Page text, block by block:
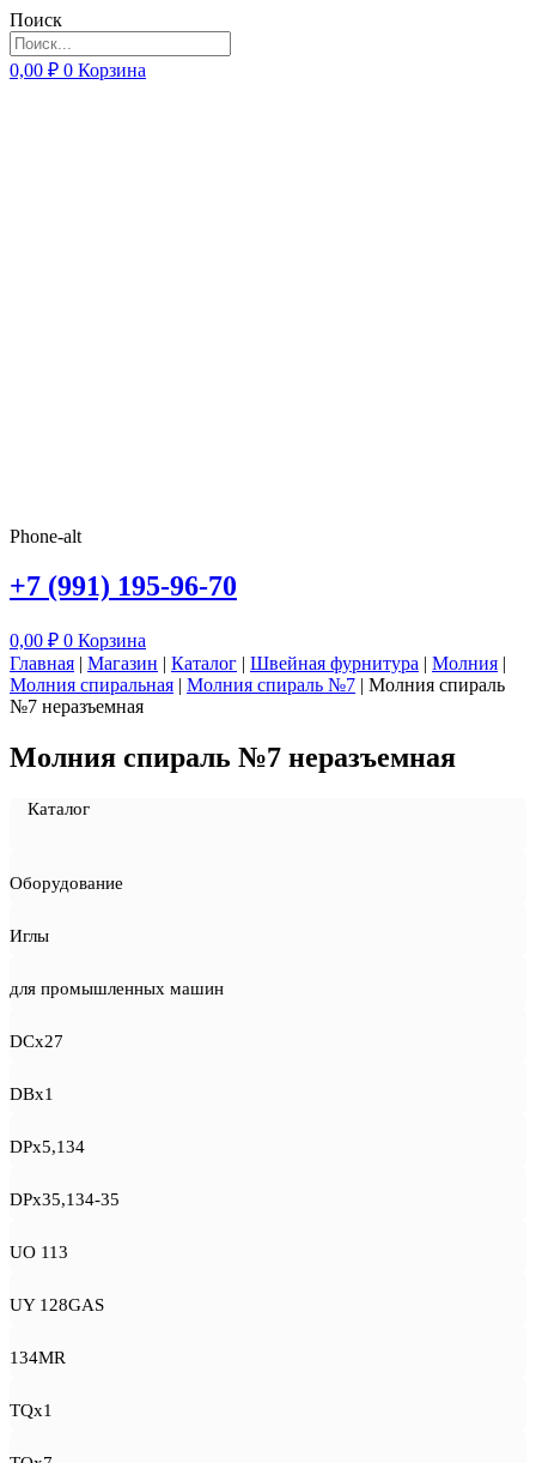
Поиск
0,00 ₽ 0 Корзина
Phone-alt
+7 (991) 195-96-70
0,00 ₽ 0 Корзина
Главная | Магазин | Каталог | Швейная фурнитура | Молния |
Молния спиральная | Молния спираль №7 | Молния спираль
№7 неразъемная
Молния спираль №7 неразъемная
Каталог
Оборудование
Иглы
для промышленных машин
DCx27
DBx1
DPx5,134
DPx35,134-35
UO 113
UY 128GAS
134MR
TQx1